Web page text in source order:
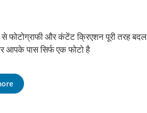
फोटोग्राफी और कंटेंट क्रिएशन पूरी तरह बदल
आपके पास सिर्फ एक फोटो है